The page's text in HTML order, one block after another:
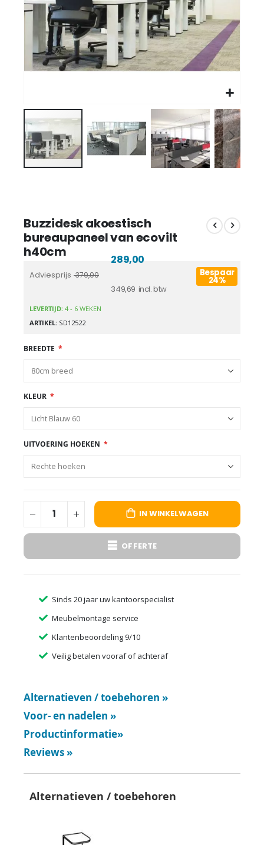
Buzzidesk akoestisch
bureaupaneel van ecovilt
h40cm
Adviesprijs 379,00
349,69
289,00
Bespaar
24%
LEVERTIJD: 4 - 6 WEKEN
ARTIKEL SD12522
BREEDTE
KLEUR
UITVOERING HOEKEN
IN WINKELWAGEN
OFFERTE
Sinds 20 jaar uw kantoorspecialist
Meubelmontage service
Klantenbeoordeling 9/10
Veilig betalen vooraf of achteraf
Alternatieven / toebehoren »
Voor- en nadelen »
Productinformatie»
Reviews »
Alternatieven / toebehoren